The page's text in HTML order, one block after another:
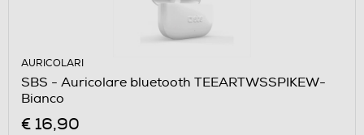
AURICOLARI
SBS - Auricolare bluetooth TEEARTWSSPIKEW-
Bianco
€ 16,90